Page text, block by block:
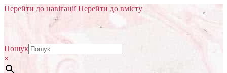
Перейти до навігації Перейти до вмісту
Пошук
×